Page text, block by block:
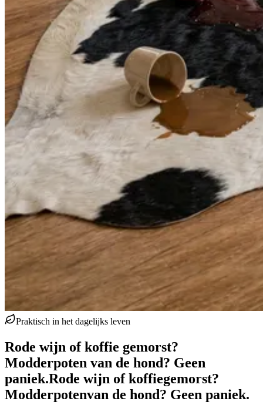
Praktisch in het dagelijks leven
Rode wijn of koffie gemorst?
Modderpoten van de hond? Geen
paniek.Rode wijn of koffiegemorst?
Modderpotenvan de hond? Geen paniek.